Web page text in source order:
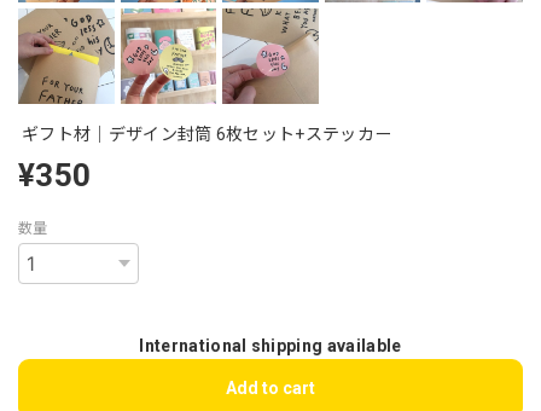
ギフト材｜デザイン封筒 6枚セット+ステッカー
¥350
数量
International shipping available
Add to cart